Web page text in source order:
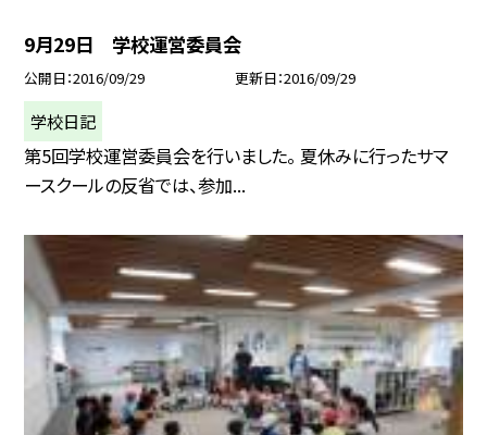
9月29日 学校運営委員会
公開日 2016/09/29 更新日 2016/09/29
学校日記
第5回学校運営委員会を行いました。 夏休みに行ったサマ
ースクールの反省では、参加...